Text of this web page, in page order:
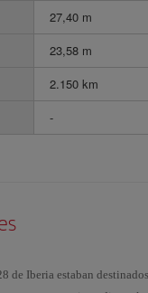
27,40 m
23,58 m
2.150 km
-
de Iberia estaban